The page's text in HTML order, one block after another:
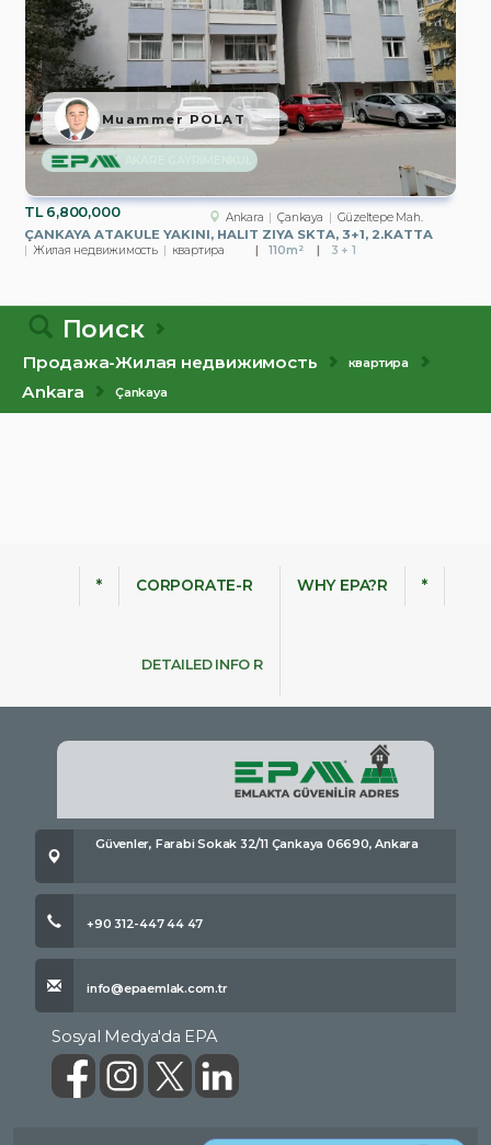
TL6,800,000 Ankara Çankaya Güzeltepe Mah.
ÇANKAYA ATAKULE YAKINI, HALIT ZIYA SKTA, 3+1, 2.KATTA
Жилая недвижимость квартира 110m² 3 + 1
Muammer POLAT
Поиск
Продажа-Жилая недвижимость квартира
Ankara Çankaya
* CORPORATE-R
DETAILED INFO R
WHY EPA?R *
Güvenler, Farabi Sokak 32/11 Çankaya 06690, Ankara
+90 312-447 44 47
info@epaemlak.com.tr
Sosyal Medya'da EPA